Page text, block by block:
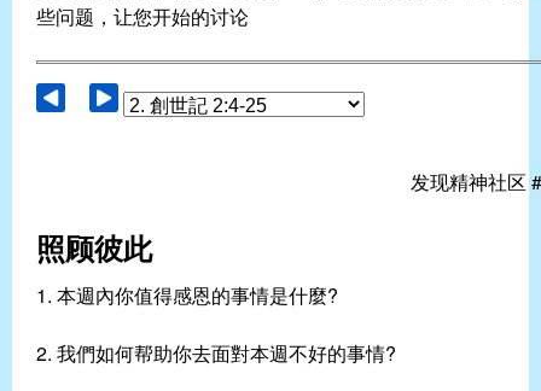
些问题，让您开始的讨论
发现精神社区
照顾彼此
1. 本週內你值得感恩的事情是什麼?
2. 我們如何帮助你去面對本週不好的事情?